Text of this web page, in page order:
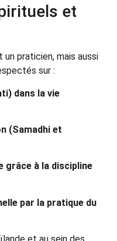
et
praticien, mais aussi
sur :
dans la vie
(Samadhi et
grâce à la discipline
par la pratique du